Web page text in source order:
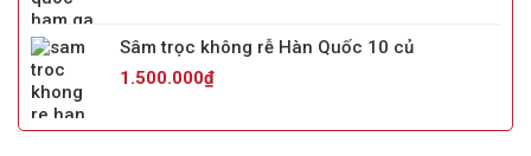
Sâm trọc không rễ Hàn Quốc 10 củ
1.500.000₫